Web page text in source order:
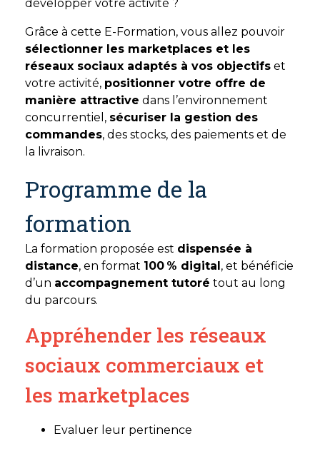
développer votre activité ?
Grâce à cette E-Formation, vous allez pouvoir
sélectionner les marketplaces et les
réseaux sociaux adaptés à vos objectifs et
votre activité, positionner votre offre de
manière attractive dans l’environnement
concurrentiel, sécuriser la gestion des
commandes, des stocks, des paiements et de
la livraison.
Programme de la
formation
La formation proposée est dispensée à
distance, en format 100 % digital, et bénéficie
d’un accompagnement tutoré tout au long
du parcours.
Appréhender les réseaux
sociaux commerciaux et
les marketplaces
Evaluer leur pertinence